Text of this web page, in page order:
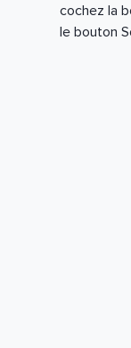
cochez la
le bouton